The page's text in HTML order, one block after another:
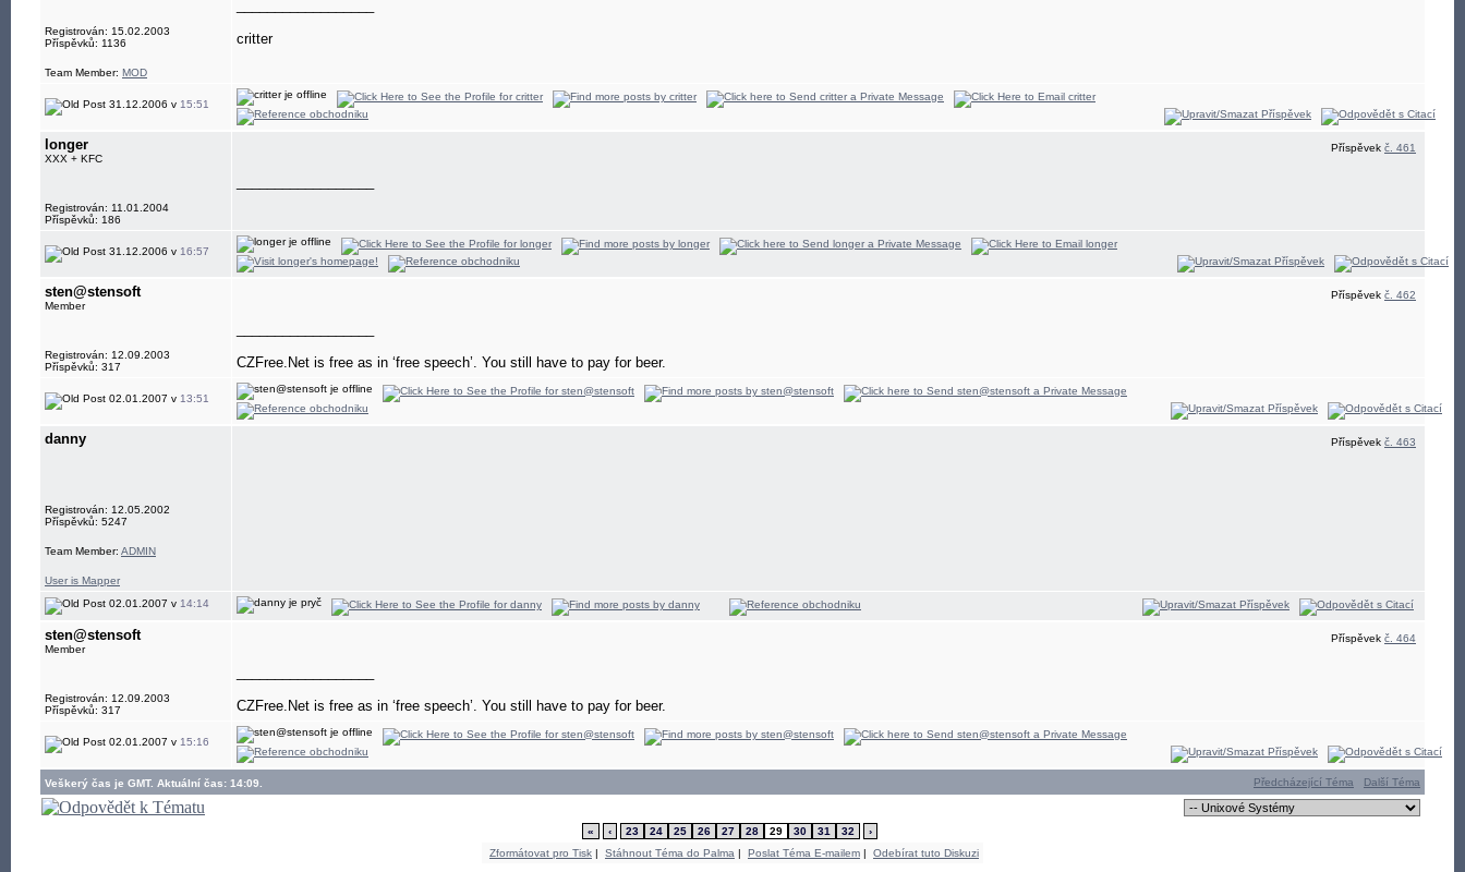
Registrován: 15.02.2003
Příspěvků: 1136
Team Member: MOD
critter
31.12.2006 v 15:51
longer
XXX + KFC
Registrován: 11.01.2004
Příspěvků: 186
Příspěvek č. 461
31.12.2006 v 16:57
sten@stensoft
Member
Registrován: 12.09.2003
Příspěvků: 317
Příspěvek č. 462
CZFree.Net is free as in ‘free speech’. You still have to pay for beer.
02.01.2007 v 13:51
danny
Registrován: 12.05.2002
Příspěvků: 5247
Team Member: ADMIN
User is Mapper
Příspěvek č. 463
02.01.2007 v 14:14
sten@stensoft
Member
Registrován: 12.09.2003
Příspěvků: 317
Příspěvek č. 464
CZFree.Net is free as in ‘free speech’. You still have to pay for beer.
02.01.2007 v 15:16
Veškerý čas je GMT. Aktuální čas: 14:09. Předcházející Téma Další Téma
« ‹ 23 24 25 26 27 28 29 30 31 32
›
Zformátovat pro Tisk | Stáhnout Téma do Palma | Poslat Téma E-mailem | Odebírat tuto Diskuzi